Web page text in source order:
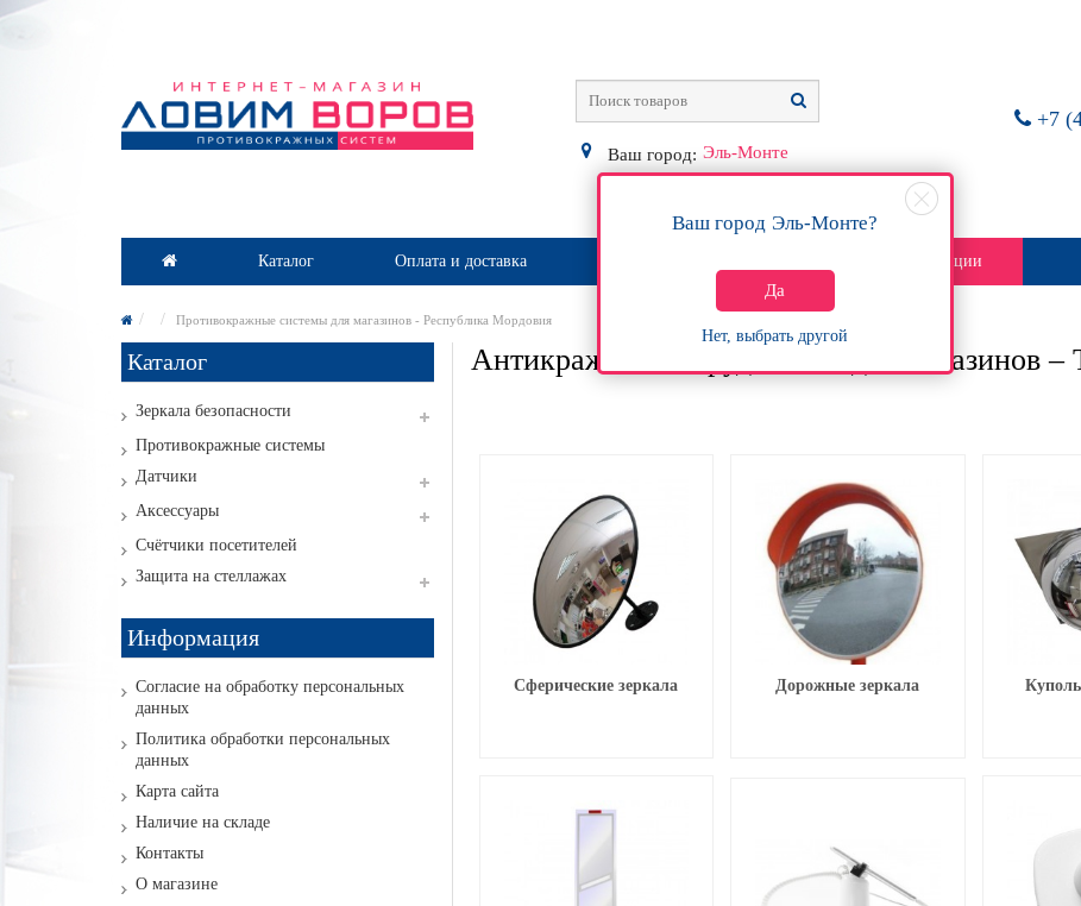
+7
Ваш город: Эль-Монте
Ваш город Эль-Монте?
Да
Нет, выбрать другой
Каталог Оплата и доставка Акции
Противокражные системы для магазинов - Республика Мордовия
Каталог
Зеркала безопасности
Противокражные системы
Датчики
Аксессуары
Счётчики посетителей
Защита на стеллажах
Информация
Согласие на обработку персональных
данных
Политика обработки персональных
данных
Карта сайта
Наличие на складе
Контакты
О магазине
Антикражное оборудование для магазинов –
Сферические зеркала Дорожные зеркала